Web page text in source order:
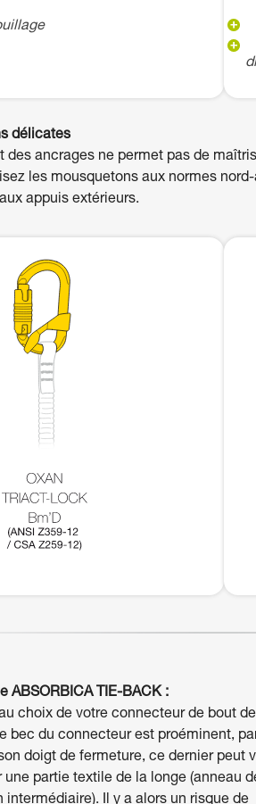
délicates
des ancrages ne permet pas de
les mousquetons aux normes
appuis extérieurs.
ABSORBICA TIE-BACK :
choix de votre connecteur de bout de
bec du connecteur est proéminent,
doigt de fermeture, ce dernier peut
une partie textile de la longe (anneau
intermédiaire). Il y a alors un risque de